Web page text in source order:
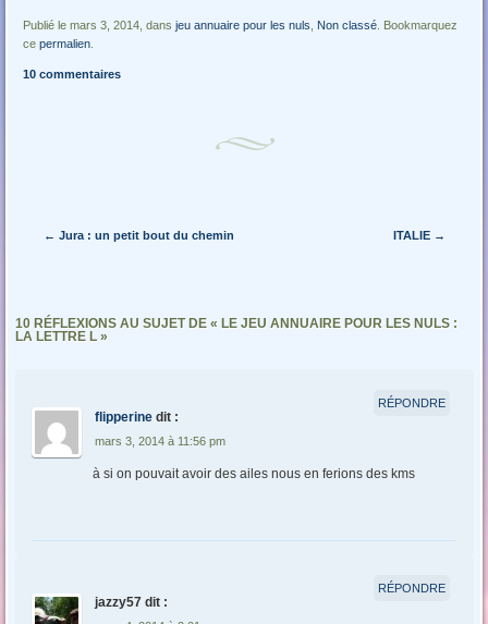
Publié le mars 3, 2014, dansjeu annuaire pour les nuls Non classé . Bookmarquez
cepermalien
10 commentaires
Navigation des articles
← Jura : un petit bout du chemin ITALIE →
10 RÉFLEXIONS AU SUJET DE « LE JEU ANNUAIRE POUR LES NULS :
LA LETTRE L»
flipperine dit :
mars 3, 2014 à 11:56 pm
à si on pouvait avoir des ailes nous en ferions des kms
RÉPONDRE
jazzy57 dit :
RÉPONDRE